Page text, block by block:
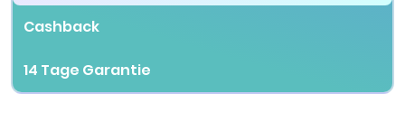
Cashback
14 Tage Garantie